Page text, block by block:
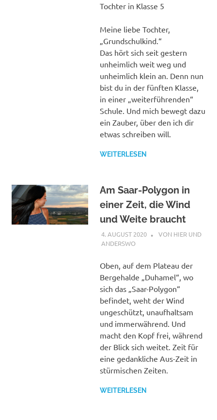
Tochter in Klasse 5
Meine liebe Tochter,
„Grundschulkind.“
Das hört sich seit gestern
unheimlich weit weg und
unheimlich klein an. Denn nun
bist du in der fünften Klasse,
in einer „weiterführenden“
Schule. Und mich bewegt dazu
ein Zauber, über den ich dir
etwas schreiben will.
WEITERLESEN
Am Saar-Polygon in
einer Zeit, die Wind
und Weite braucht
4. AUGUST 2020 STEPHAN
VON HIER UND
ANDERSWO
Oben, auf dem Plateau der
Bergehalde „Duhamel“, wo
sich das „Saar-Polygon“
befindet, weht der Wind
ungeschützt, unaufhaltsam
und immerwährend. Und
macht den Kopf frei, während
der Blick sich weitet. Zeit für
eine gedankliche Aus-Zeit in
stürmischen Zeiten.
WEITERLESEN